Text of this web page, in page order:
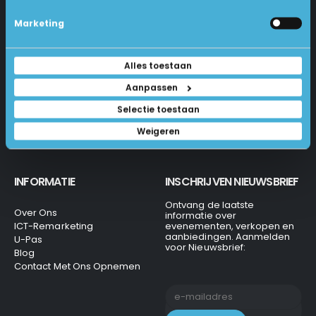
Marketing
Alles toestaan
Aanpassen
Selectie toestaan
Weigeren
035-6284312
info@laptops4all.nl
Veel Gestelde Vragen
Algemene Voorwaarden
Privacy Beleid
INFORMATIE
Over Ons
ICT-Remarketing
U-Pas
Blog
Contact Met Ons Opnemen
INSCHRIJVEN NIEUWSBRIEF
Ontvang de laatste
informatie over
evenementen, verkopen en
aanbiedingen. Aanmelden
voor Nieuwsbrief: